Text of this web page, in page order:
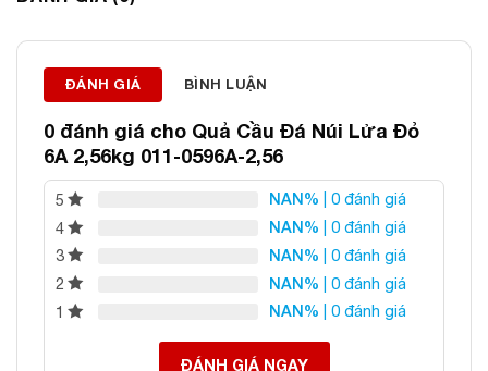
ĐÁNH GIÁ BÌNH LUẬN
0 đánh giá cho Quả Cầu Đá Núi Lửa Đỏ
6A 2,56kg 011-0596A-2,56
5 NAN% | 0 đánh giá
4
NAN% | 0 đánh giá
3
NAN% | 0 đánh giá
2
NAN% | 0 đánh giá
1
NAN% | 0 đánh giá
ĐÁNH GIÁ NGAY